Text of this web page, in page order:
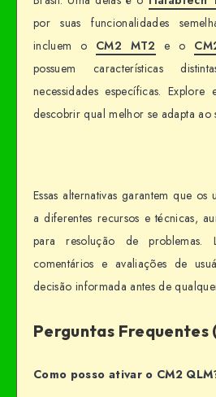
por suas funcionalidades
incluem o CM2 MT2 e o
possuem características
necessidades específicas. Explore
descobrir qual melhor se adapta ao
Essas alternativas garantem que os
a diferentes recursos e técnicas,
para resolução de problemas.
comentários e avaliações de
decisão informada antes de
Perguntas Frequentes
Como posso ativar o CM2